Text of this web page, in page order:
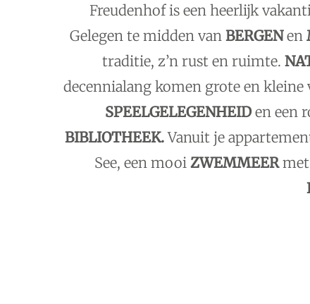
Freudenhof is een heerlijk
Gelegen te midden van BERGENen
traditie, z’n rust en ruimte.
decennialang komen grote en
SPEELGELEGENHEIDen een
BIBLIOTHEEK.Vanuit je
See, een mooi ZWEMMEERmet